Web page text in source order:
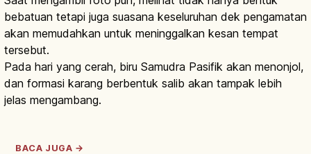
bebatuan tetapi juga suasana keseluruhan dek pengamatan
akan memudahkan untuk meninggalkan kesan tempat
tersebut.
Pada hari yang cerah, biru Samudra Pasifik akan menonjol,
dan formasi karang berbentuk salib akan tampak lebih
jelas mengambang.
BACA JUGA →